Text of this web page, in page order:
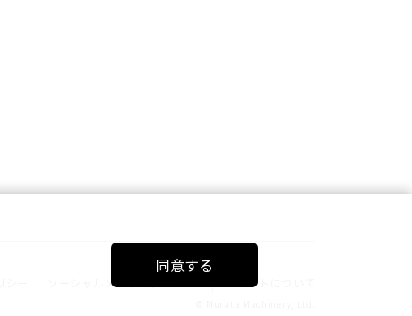
ソーシャルメディアポリシー このサイトについて
同意する